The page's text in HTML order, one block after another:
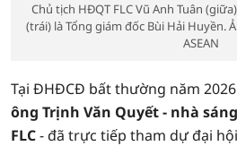
Chủ tịch HĐQT FLC Vũ Anh Tuân
(trái) là Tổng giám đốc Bùi Hải Huyền.
ASEAN
Tại ĐHĐCĐ bất thường năm
ông Trịnh Văn Quyết - nhà sáng
FLC- đã trực tiếp tham dự đại